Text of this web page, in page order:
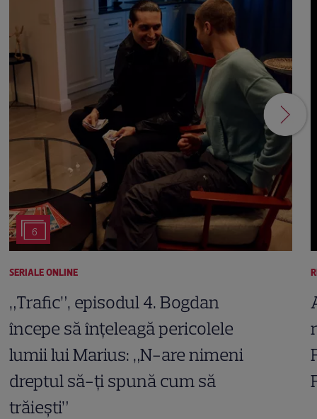
6
SERIALE ONLINE
„Trafic”, episodul 4. Bogdan
începe să înțeleagă pericolele
lumii lui Marius: „N-are nimeni
dreptul să-ți spună cum să
trăiești”